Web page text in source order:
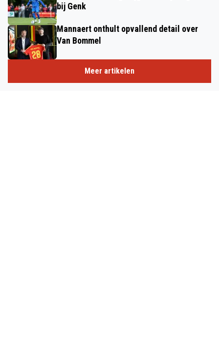
bij Genk
Mannaert onthult opvallend detail over
Van Bommel
Meer artikelen